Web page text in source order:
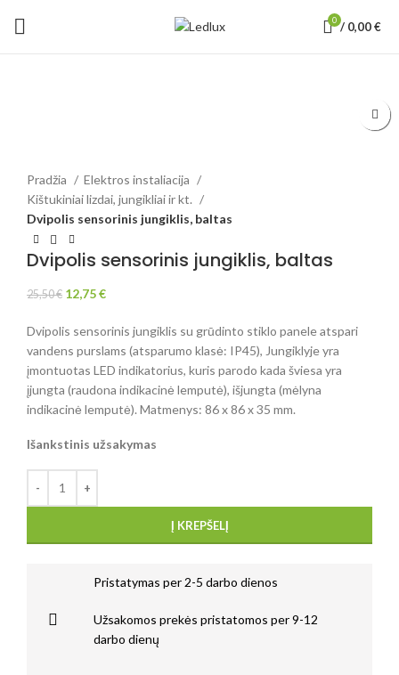
0 / 0,00€
Pradžia
Elektros instaliacija
Kištukiniai lizdai, jungikliai ir kt.
Dvipolis sensorinis jungiklis, baltas
Dvipolis sensorinis jungiklis, baltas
25,50€ 12,75€
Dvipolis sensorinis jungiklis su grūdinto stiklo panele atspari
vandens purslams (atsparumo klasė: IP45), Jungiklyje yra
įmontuotas LED indikatorius, kuris parodo kada šviesa yra
įjungta (raudona indikacinė lemputė), išjungta (mėlyna
indikacinė lemputė). Matmenys: 86 x 86 x 35 mm.
Išankstinis užsakymas
Į KREPŠELĮ
Pristatymas per 2-5 darbo dienos
Užsakomos prekės pristatomos per 9-12
darbo dienų